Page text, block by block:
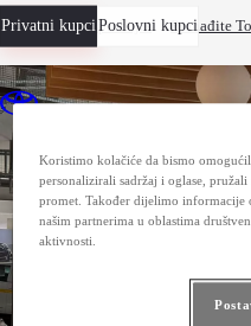
Privatni kupciPoslovni kupci
Besplatno isprobajte Pronađite
Koristimo kolačiće da bismo
personalizirali sadržaj i oglase,
promet. Također dijelimo informacije
našim partnerima u oblastima
aktivnosti.